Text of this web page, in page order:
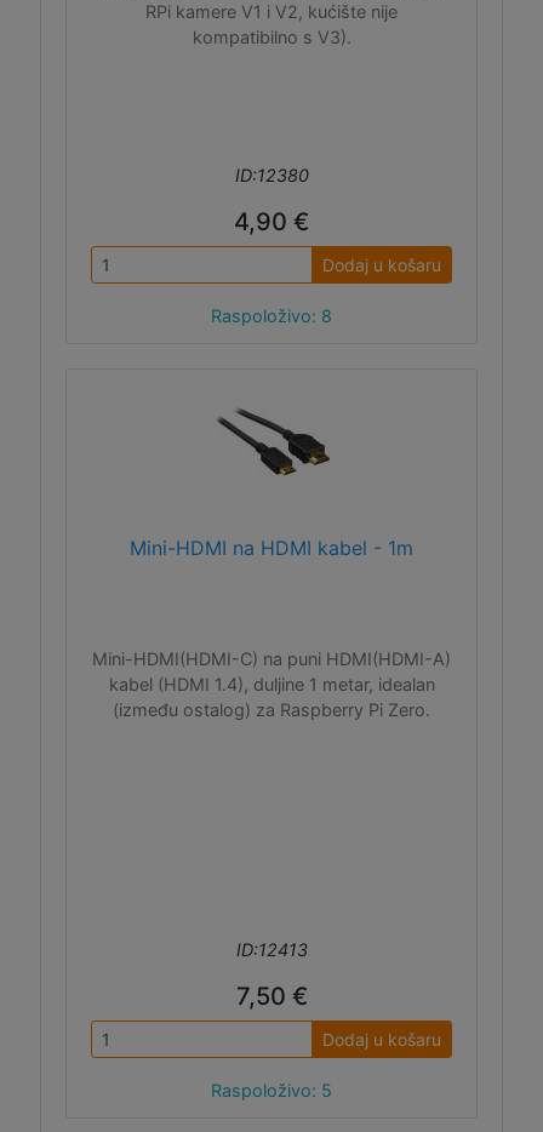
RPi kamere V1 i V2, kućište nije
kompatibilno s V3).
ID:12380
4,90 €
Dodaj u košaru
Raspoloživo: 8
Mini-HDMI na HDMI kabel - 1m
Mini-HDMI(HDMI-C) na puni HDMI(HDMI-A)
kabel (HDMI 1.4), duljine 1 metar, idealan
(između ostalog) za Raspberry Pi Zero.
ID:12413
7,50 €
Dodaj u košaru
Raspoloživo: 5